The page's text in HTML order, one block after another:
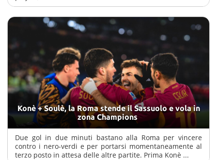
Konè + Soulè, la Roma stende il Sassuolo e vola in
zona Champions
Due gol in due minuti bastano alla Roma per vincere
contro i nero-verdi e per portarsi momentaneamente al
terzo posto in attesa delle altre partite. Prima Konè ...